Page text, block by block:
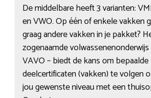
De middelbare heeft 3 varianten:
en VWO. Op één of enkele vakken
graag andere vakken in je pakket?
zogenaamde
VAVO – biedt de kans om bepaalde
deelcertificaten (vakken) te volgen
jou gewenste niveau met een